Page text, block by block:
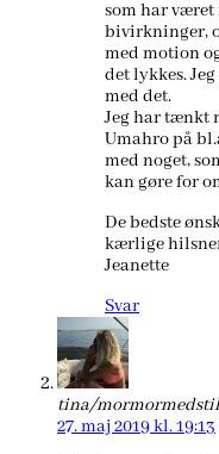
som har været
bivirkninger,
med motion
det lykkes.
med det.
Jeg har tænkt
Umahro på
med noget,
kan gøre for
De bedste
kærlige
Jeanette
Svar
tina/
27. maj 2019 kl. 19:13